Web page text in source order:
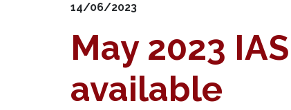
14/06/2023
May 2023
available